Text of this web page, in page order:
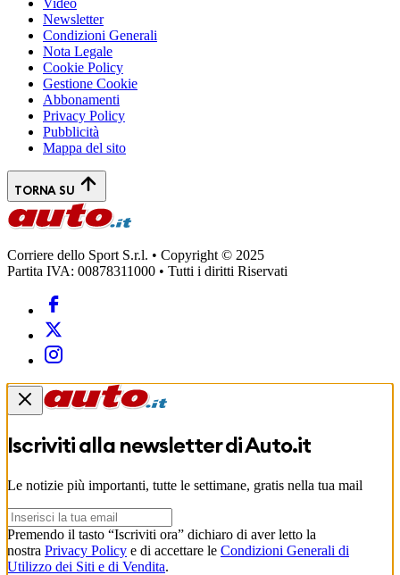
Video
Newsletter
Condizioni Generali
Nota Legale
Cookie Policy
Gestione Cookie
Abbonamenti
Privacy Policy
Pubblicità
Mappa del sito
TORNA SU
Corriere dello Sport S.r.l. • Copyright © 2025
Partita IVA: 00878311000 • Tutti i diritti Riservati
Iscriviti alla newsletter diAuto.it
Le notizie più importanti, tutte le settimane, gratis nella tua mail
Premendo il tasto “Iscriviti ora” dichiaro di aver letto la
nostra Privacy Policy e di accettare le Condizioni Generali di
Utilizzo dei Siti e di Vendita.